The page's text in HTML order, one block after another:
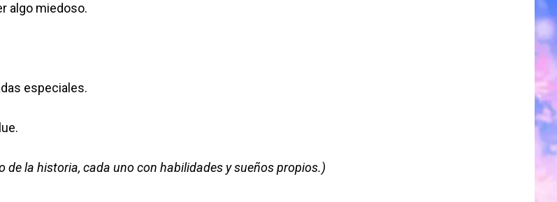
algo miedoso.
especiales.
la historia, cada uno con habilidades y sueños propios.)